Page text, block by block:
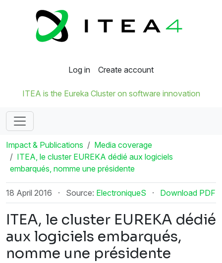
Log in Create account
ITEA is the Eureka Cluster on software innovation
Impact & Publications
Media coverage
ITEA, le cluster EUREKA dédié aux logiciels
embarqués, nomme une présidente
18 April 2016 · Source: ElectroniqueS · Download PDF
ITEA, le cluster EUREKA dédié
aux logiciels embarqués,
nomme une présidente